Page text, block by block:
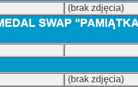
(brak zdjęcia)
SWAP
(brak zdjęcia)